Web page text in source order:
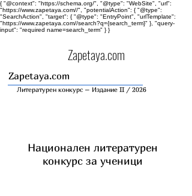
{ "@context": "https://schema.org/", "@type": "WebSite", "url":
"https://www.zapetaya.com//", "potentialAction": { "@type":
"SearchAction", "target": { "@type": "EntryPoint", "urlTemplate":
"https://www.zapetaya.com//search?q={search_term}" }, "query-
input": "required name=search_term" } }
Zapetaya.com
Zapetaya.com
Литературен конкурс – Издание II / 2026
Национален литературен
конкурс за ученици